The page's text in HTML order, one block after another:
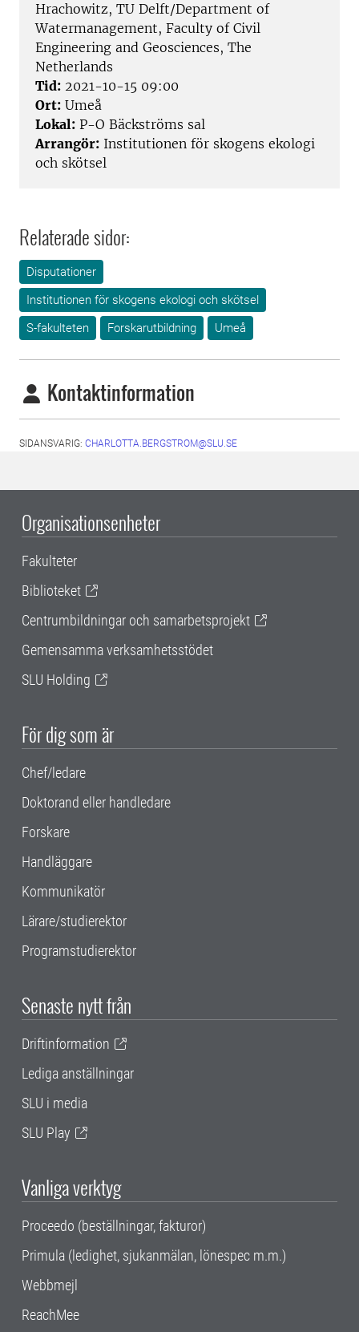
Hrachowitz, TU Delft/Department of
Watermanagement, Faculty of Civil
Engineering and Geosciences, The
Netherlands
Tid: 2021-10-15 09:00
Ort: Umeå
Lokal: P-O Bäckströms sal
Arrangör: Institutionen för skogens ekologi
och skötsel
Relaterade sidor:
Disputationer
Institutionen för skogens ekologi och skötsel
S-fakulteten
Forskarutbildning Umeå
Kontaktinformation
SIDANSVARIG: CHARLOTTA.BERGSTROM@SLU.SE
Organisationsenheter
Fakulteter
Biblioteket
Centrumbildningar och samarbetsprojekt
Gemensamma verksamhetsstödet
SLU Holding
För dig som är
Chef/ledare
Doktorand eller handledare
Forskare
Handläggare
Kommunikatör
Lärare/studierektor
Programstudierektor
Senaste nytt från
Driftinformation
Lediga anställningar
SLU i media
SLU Play
Vanliga verktyg
Proceedo (beställningar, fakturor)
Primula (ledighet, sjukanmälan, lönespec m.m.)
Webbmejl
ReachMee